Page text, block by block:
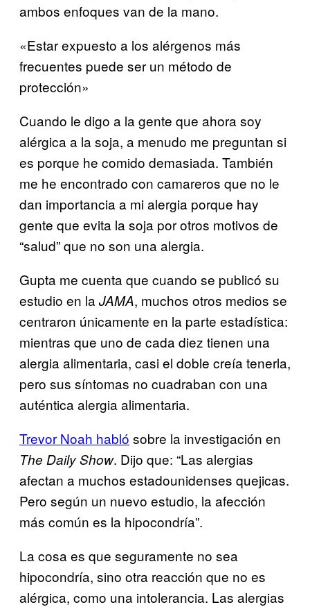
ambos enfoques van de la mano.
«Estar expuesto a los alérgenos más
frecuentes puede ser un método de
protección»
Cuando le digo a la gente que ahora soy
alérgica a la soja, a menudo me preguntan si
es porque he comido demasiada. También
me he encontrado con camareros que no le
dan importancia a mi alergia porque hay
gente que evita la soja por otros motivos de
“salud” que no son una alergia.
Gupta me cuenta que cuando se publicó su
estudio en la JAMA, muchos otros medios se
centraron únicamente en la parte estadística:
mientras que uno de cada diez tienen una
alergia alimentaria, casi el doble creía tenerla,
pero sus síntomas no cuadraban con una
auténtica alergia alimentaria.
Trevor Noah habló sobre la investigación en
The Daily Show. Dijo que: “Las alergias
afectan a muchos estadounidenses quejicas.
Pero según un nuevo estudio, la afección
más común es la hipocondría”.
La cosa es que seguramente no sea
hipocondría, sino otra reacción que no es
alérgica, como una intolerancia. Las alergias